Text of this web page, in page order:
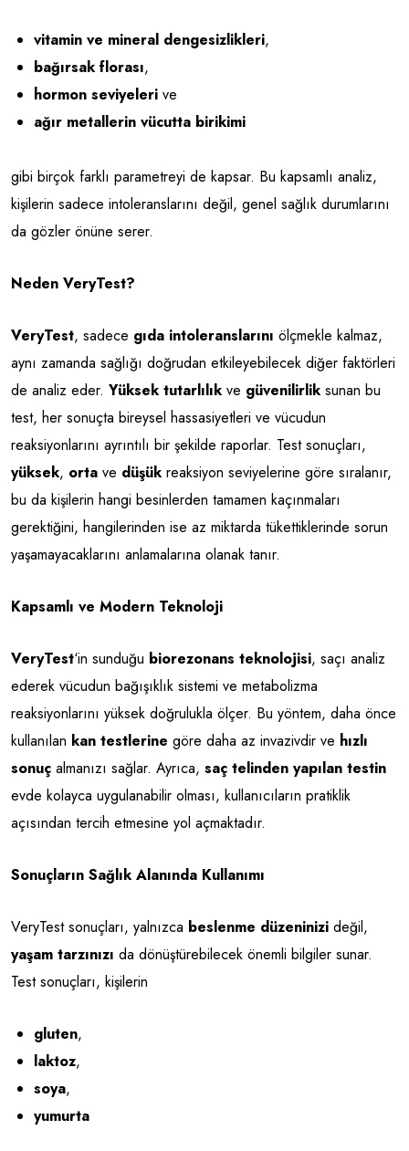
vitamin ve mineral dengesizlikleri,
bağırsak florası,
hormon seviyeleri ve
ağır metallerin vücutta birikimi
gibi birçok farklı parametreyi de kapsar. Bu kapsamlı analiz,
kişilerin sadece intoleranslarını değil, genel sağlık durumlarını
da gözler önüne serer.
Neden VeryTest?
VeryTest, sadece gıda intoleranslarını ölçmekle kalmaz,
aynı zamanda sağlığı doğrudan etkileyebilecek diğer faktörleri
de analiz eder. Yüksek tutarlılıkve güvenilirliksunan bu
test, her sonuçta bireysel hassasiyetleri ve vücudun
reaksiyonlarını ayrıntılı bir şekilde raporlar. Test sonuçları,
yüksek, orta ve düşükreaksiyon seviyelerine göre sıralanır,
bu da kişilerin hangi besinlerden tamamen kaçınmaları
gerektiğini, hangilerinden ise az miktarda tükettiklerinde sorun
yaşamayacaklarını anlamalarına olanak tanır.
Kapsamlı ve Modern Teknoloji
VeryTest‘in sunduğu biorezonans teknolojisi, saçı analiz
ederek vücudun bağışıklık sistemi ve metabolizma
reaksiyonlarını yüksek doğrulukla ölçer. Bu yöntem, daha önce
kullanılan kan testlerine göre daha az invazivdir ve hızlı
sonuç almanızı sağlar. Ayrıca, saç telinden yapılan testin
evde kolayca uygulanabilir olması, kullanıcıların pratiklik
açısından tercih etmesine yol açmaktadır.
Sonuçların Sağlık Alanında Kullanımı
VeryTest sonuçları, yalnızca beslenme düzeninizi değil,
yaşam tarzınızı da dönüştürebilecek önemli bilgiler sunar.
Test sonuçları, kişilerin
gluten,
laktoz,
soya,
yumurta